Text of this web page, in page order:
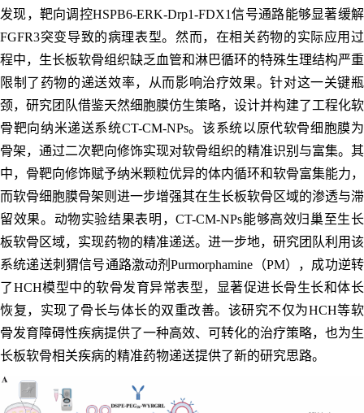
发现，靶向调控HSPB6-ERK-Drp1-FDX1信号通路能够显著缓解
FGFR3突变导致的病理表型。然而，在相关药物的实际应用过
程中，生长板软骨组织缺乏血管和淋巴循环的特殊生理结构严重
限制了药物的递送效率，从而影响治疗效果。针对这一关键瓶
颈，研究团队借鉴天然细胞膜仿生策略，设计并构建了工程化软
骨靶向纳米递送系统CT-CM-NPs。该系统以原代软骨细胞膜为
骨架，通过二次靶向修饰实现对软骨组织的精准识别与富集。其
中，骨靶向修饰赋予纳米颗粒优异的体内循环和软骨富集能力，
而软骨细胞膜骨架则进一步增强其在生长板软骨区域的渗透与滞
留效果。动物实验结果表明，CT-CM-NPs能够高效归巢至生长
板软骨区域，实现药物的精准递送。进一步地，研究团队利用该
系统递送刺猬信号通路激动剂Purmorphamine（PM），成功逆转
了HCH模型中的软骨发育异常表型，显著促进长骨生长和体长
恢复，实现了骨长与体长的双重改善。该研究不仅为HCH等软
骨发育障碍性疾病提供了一种高效、可转化的治疗策略，也为生
长板软骨相关疾病的精准药物递送提供了新的研究思路。